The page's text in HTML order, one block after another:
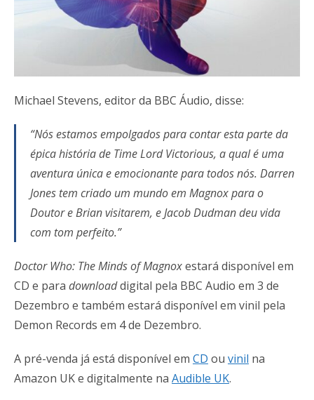
Michael Stevens, editor da BBC Áudio, disse:
“Nós estamos empolgados para contar esta parte da
épica história de Time Lord Victorious, a qual é uma
aventura única e emocionante para todos nós. Darren
Jones tem criado um mundo em Magnox para o
Doutor e Brian visitarem, e Jacob Dudman deu vida
com tom perfeito.”
Doctor Who: The Minds of Magnoxestará disponível em
CD e para downloaddigital pela BBC Audio em 3 de
Dezembro e também estará disponível em vinil pela
Demon Records em 4 de Dezembro.
A pré-venda já está disponível em CD ou vinil na
Amazon UK e digitalmente na Audible UK.